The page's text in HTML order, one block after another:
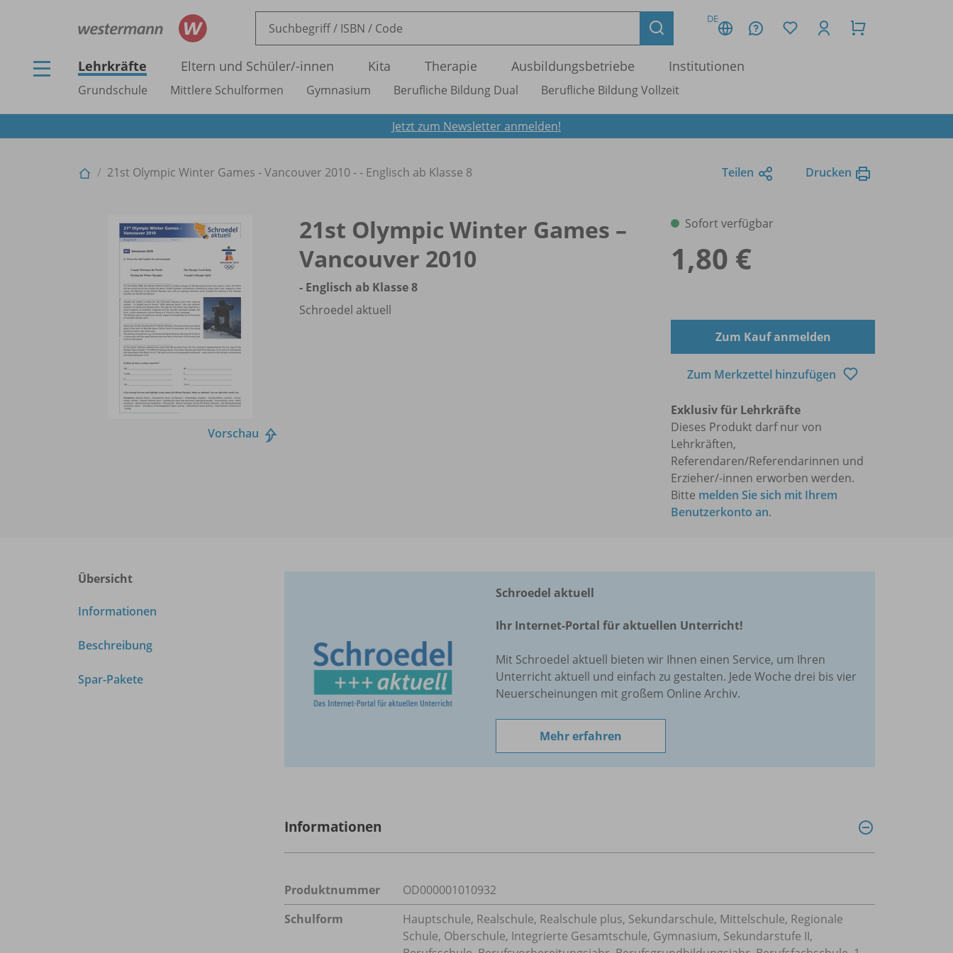
DE
Lehrkräfte Eltern und Schüler/-innen Kita Therapie Ausbildungsbetriebe Institutionen
Grundschule Mittlere Schulformen Gymnasium Berufliche Bildung Dual Berufliche Bildung Vollzeit
Jetzt zum Newsletter anmelden!
21st Olympic Winter Games - Vancouver 2010 - - Englisch ab Klasse 8 Teilen Drucken
Vorschau
21st Olympic Winter Games –
Vancouver 2010
- Englisch ab Klasse 8
Schroedel aktuell
Sofort verfügbar
1,80 €
Zum Kauf anmelden
Zum Merkzettel hinzufügen
Exklusiv für Lehrkräfte
Dieses Produkt darf nur von
Lehrkräften,
Referendaren/Referendarinnen und
Erzieher/-innen erworben werden.
Bitte melden Sie sich mit Ihrem
Benutzerkonto an.
Übersicht
Informationen
Beschreibung
Spar-Pakete
Schroedel aktuell
Ihr Internet-Portal für aktuellen Unterricht!
Mit Schroedel aktuell bieten wir Ihnen einen Service, um Ihren
Unterricht aktuell und einfach zu gestalten. Jede Woche drei bis vier
Neuerscheinungen mit großem Online Archiv.
Mehr erfahren
Informationen
Produktnummer
OD000001010932
Schulform
Hauptschule, Realschule, Realschule plus, Sekundarschule, Mittelschule, Regionale
Schule, Oberschule, Integrierte Gesamtschule, Gymnasium, Sekundarstufe II,